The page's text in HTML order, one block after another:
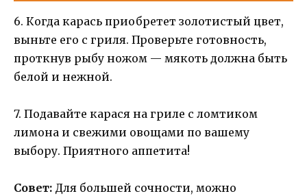
6. Когда карась приобретет золотистый цвет,
выньте его с гриля. Проверьте готовность,
проткнув рыбу ножом — мякоть должна быть
белой и нежной.
7. Подавайте карася на гриле с ломтиком
лимона и свежими овощами по вашему
выбору. Приятного аппетита!
Совет: Для большей сочности, можно